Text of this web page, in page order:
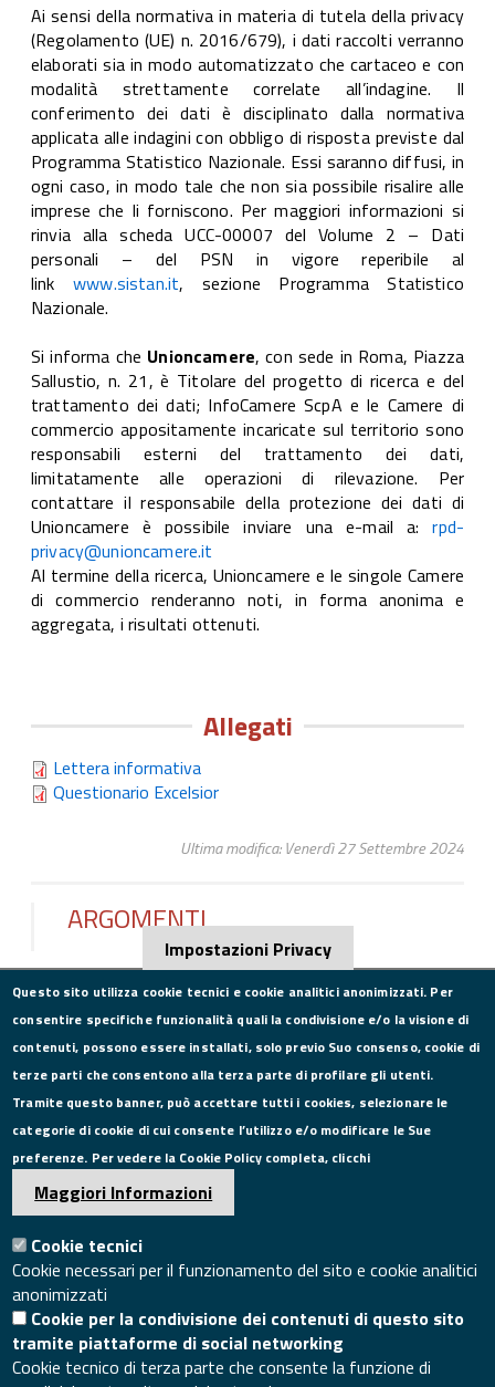
Ai sensi della normativa in materia di tutela della privacy
(Regolamento (UE) n. 2016/679), i dati raccolti verranno
elaborati sia in modo automatizzato che cartaceo e con
modalità strettamente correlate all’indagine. Il
conferimento dei dati è disciplinato dalla normativa
applicata alle indagini con obbligo di risposta previste dal
Programma Statistico Nazionale. Essi saranno diffusi, in
ogni caso, in modo tale che non sia possibile risalire alle
imprese che li forniscono. Per maggiori informazioni si
rinvia alla scheda UCC-00007 del Volume 2 – Dati
personali – del PSN in vigore reperibile al
linkwww.sistan.it, sezione Programma Statistico
Nazionale.
Si informa che Unioncamere, con sede in Roma, Piazza
Sallustio, n. 21, è Titolare del progetto di ricerca e del
trattamento dei dati; InfoCamere ScpA e le Camere di
commercio appositamente incaricate sul territorio sono
responsabili esterni del trattamento dei dati,
limitatamente alle operazioni di rilevazione. Per
contattare il responsabile della protezione dei dati di
Unioncamere è possibile inviare una e-mail a:rpd-
privacy@unioncamere.it
Al termine della ricerca, Unioncamere e le singole Camere
di commercio renderanno noti, in forma anonima e
aggregata, i risultati ottenuti.
Allegati
Lettera informativa
Questionario Excelsior
Ultima modifica: Venerdì 27 Settembre 2024
ARGOMENTI
CONTATTI
Via Roma, 75, 81100 Caserta
Tel. 0823249111
Pec:camera.commercio.caserta@ce.legalmail.camcom.it
Email:info@ce.camcom.it
DATI PER LA FATTURAZIONE
P.I. 00908580616
C.F. 80004270619
Codice Univoco Ufficio UFXYA1
SEGUICI SU
Impostazioni Privacy
Questo sito utilizza cookie tecnici e cookie analitici anonimizzati. Per
consentire specifiche funzionalità quali la condivisione e/o la visione di
contenuti, possono essere installati, solo previo Suo consenso, cookie di
terze parti che consentono alla terza parte di profilare gli utenti.
Tramite questo banner, può accettare tutti i cookies, selezionare le
categorie di cookie di cui consente l’utilizzo e/o modificare le Sue
preferenze. Per vedere la Cookie Policy completa, clicchi
Maggiori Informazioni
Cookie tecnici
Cookie necessari per il funzionamento del sito e cookie analitici
anonimizzati
Cookie per la condivisione dei contenuti di questo sito
tramite piattaforme di social networking
Cookie tecnico di terza parte che consente la funzione di